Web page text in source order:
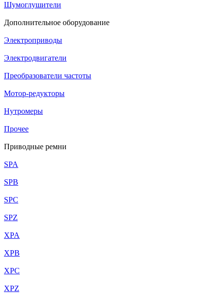
Шумоглушители
Дополнительное оборудование
Электроприводы
Электродвигатели
Преобразователи частоты
Мотор-редукторы
Нутромеры
Прочее
Приводные ремни
SPA
SPB
SPC
SPZ
XPA
XPB
XPC
XPZ